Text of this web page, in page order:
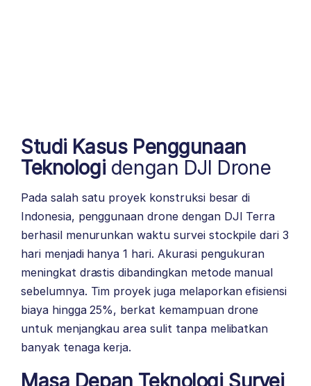
Studi Kasus Penggunaan
Teknologi dengan DJI Drone
Pada salah satu proyek konstruksi besar di
Indonesia, penggunaan drone dengan DJI Terra
berhasil menurunkan waktu survei stockpile dari 3
hari menjadi hanya 1 hari. Akurasi pengukuran
meningkat drastis dibandingkan metode manual
sebelumnya. Tim proyek juga melaporkan efisiensi
biaya hingga 25%, berkat kemampuan drone
untuk menjangkau area sulit tanpa melibatkan
banyak tenaga kerja.
Masa Depan Teknologi Survei